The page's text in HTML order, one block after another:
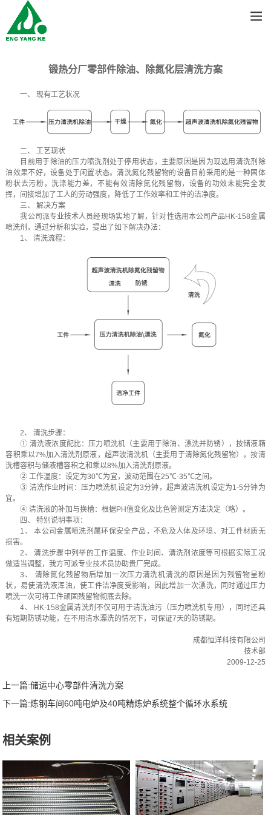
锻热分厂零部件除油、除氮化层清洗方案
一、 现有工艺状况
二、 工艺现状
目前用于除油的压力喷洗剂处于停用状态，主要原因是因为现选用清洗剂除
油效果不好，设备处于闲置状态。清洗氮化残留物的设备目前采用的是一种固体
粉状去污粉，洗涤能力差，不能有效清除氮化残留物，设备的功效未能完全发
挥，间接增加了工人的劳动强度，降低了工作效率和工件的洁净度。
三、 解决方案
我公司派专业技术人员经现场实地了解，针对性选用本公司产品HK-158金属
喷洗剂，通过分析和实验，提出了如下解决办法：
1、 清洗流程：
2、 清洗步骤：
① 清洗液浓度配比：压力喷洗机（主要用于除油、漂洗并防锈），按储液箱
容积乘以7%加入清洗剂原液，超声波清洗机（主要用于清除氮化残留物），按清
洗槽容积与储液槽容积之和乘以8%加入清洗剂原液。
② 工作温度：设定为30℃为宜，波动范围在25℃-35℃之间。
③ 清洗作业时间：压力喷洗机设定为3分钟，超声波清洗机设定为1-5分钟为
宜。
④ 清洗液的补加与换槽：根据PH值变化及比色管测定方法决定（略）。
四、 特别说明事项：
1、 本公司金属喷洗剂属环保安全产品，不危及人体及环境、对工件材质无
损害。
2、 清洗步骤中列举的工作温度、作业时间、清洗剂浓度等可根据实际工况
做适当调整，我方可派专业技术员协助贵厂完成。
3、 清除氮化残留物后增加一次压力清洗机清洗的原因是因为残留物呈粉
状，易使清洗液浑浊，使工件洁净度受影响，因此增加一次漂洗，同时通过压力
喷洗一次可将工件顽固残留物彻底去除。
4、 HK-158金属清洗剂不仅可用于清洗油污（压力喷洗机专用），同时还具
有短期防锈功能，在不用清水漂洗的情况下，可保证7天的防锈期。
成都恒洋科技有限公司
技术部
2009-12-25
上一篇:储运中心零部件清洗方案
下一篇:炼钢车间60吨电炉及40吨精炼炉系统整个循环水系统
相关案例